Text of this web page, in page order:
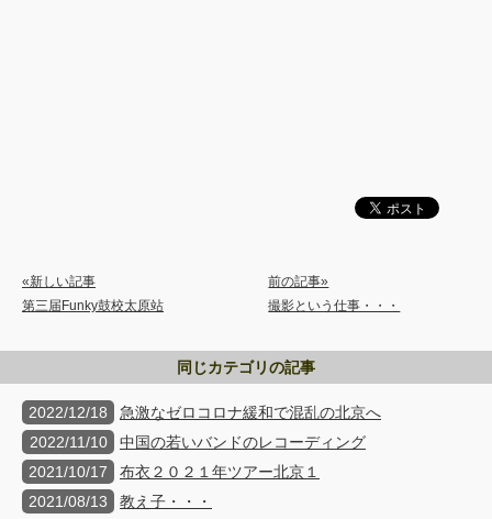
«新しい記事
第三届Funky鼓校太原站
前の記事»
撮影という仕事・・・
同じカテゴリの記事
2022/12/18
急激なゼロコロナ緩和で混乱の北京へ
2022/11/10
中国の若いバンドのレコーディング
2021/10/17
布衣２０２１年ツアー北京１
2021/08/13
教え子・・・